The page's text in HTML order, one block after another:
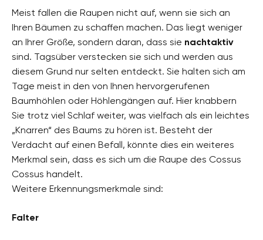
Meist fallen die Raupen nicht auf, wenn sie sich an
Ihren Bäumen zu schaffen machen. Das liegt weniger
an Ihrer Größe, sondern daran, dass sie nachtaktiv
sind. Tagsüber verstecken sie sich und werden aus
diesem Grund nur selten entdeckt. Sie halten sich am
Tage meist in den von Ihnen hervorgerufenen
Baumhöhlen oder Höhlengängen auf. Hier knabbern
Sie trotz viel Schlaf weiter, was vielfach als ein leichtes
„Knarren“ des Baums zu hören ist. Besteht der
Verdacht auf einen Befall, könnte dies ein weiteres
Merkmal sein, dass es sich um die Raupe des Cossus
Cossus handelt.
Weitere Erkennungsmerkmale sind:
Falter